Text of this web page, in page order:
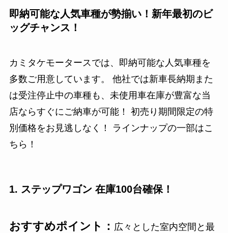
即納可能な人気車種が勢揃い！新年最初のビ
ッグチャンス！
カミタケモータースでは、即納可能な人気車種を
多数ご用意しています。 他社では新車長納期また
は受注停止中の車種も、未使用車在庫が豊富な当
店ならすぐにご納車が可能！ 初売り期間限定の特
別価格をお見逃しなく！ ラインナップの一部はこ
ちら！
1. ステップワゴン 在庫100台確保！
おすすめポイント： 広々とした室内空間と最